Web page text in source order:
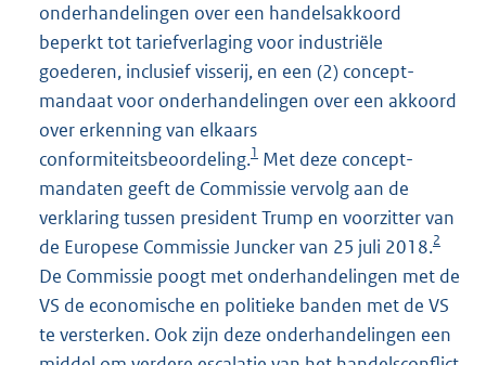
onderhandelingen over een handelsakkoord
beperkt tot tariefverlaging voor industriële
goederen, inclusief visserij, en een (2) concept-
mandaat voor onderhandelingen over een akkoord
over erkenning van elkaars
conformiteitsbeoordeling.1 Met deze concept-
mandaten geeft de Commissie vervolg aan de
verklaring tussen president Trump en voorzitter van
de Europese Commissie Juncker van 25 juli 2018.2
De Commissie poogt met onderhandelingen met de
VS de economische en politieke banden met de VS
te versterken. Ook zijn deze onderhandelingen een